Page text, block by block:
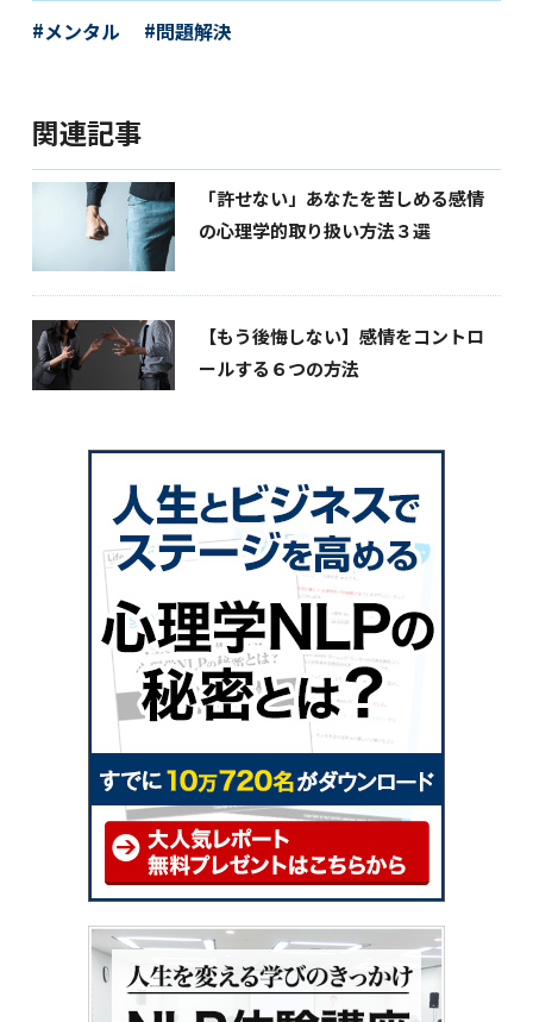
メンタル 問題解決
関連記事
「許せない」あなたを苦しめる感情
の心理学的取り扱い方法３選
【もう後悔しない】感情をコントロ
ールする６つの方法